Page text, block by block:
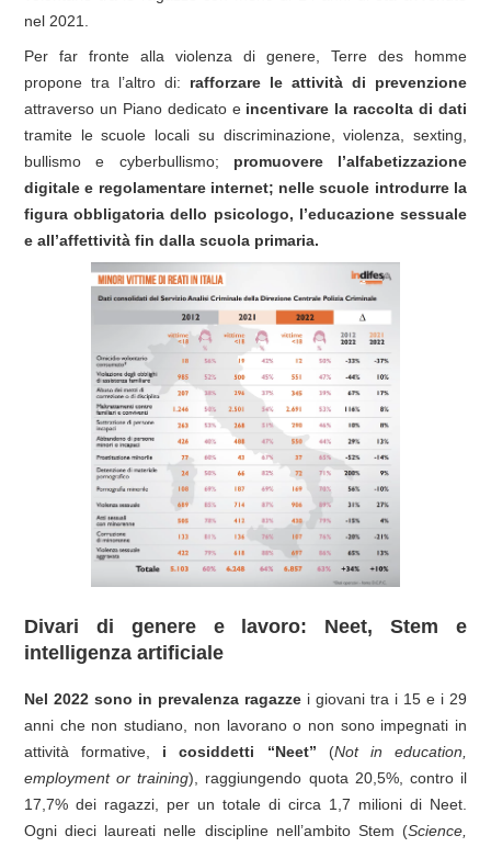
nel 2021.
Per far fronte alla violenza di genere, Terre des homme
propone tra l’altro di: rafforzare le attività di prevenzione
attraverso un Piano dedicato e incentivare la raccolta di dati
tramite le scuole locali su discriminazione, violenza, sexting,
bullismo e cyberbullismo; promuovere l’alfabetizzazione
digitale e regolamentare internet; nelle scuole introdurre la
figura obbligatoria dello psicologo, l’educazione sessuale
e all’affettività fin dalla scuola primaria.
Divari di genere e lavoro: Neet, Stem e
intelligenza artificiale
Nel 2022 sono in prevalenza ragazze i giovani tra i 15 e i 29
anni che non studiano, non lavorano o non sono impegnati in
attività formative, i cosiddetti “Neet” (Not in education,
employment or training), raggiungendo quota 20,5%, contro il
17,7% dei ragazzi, per un totale di circa 1,7 milioni di Neet.
Ogni dieci laureati nelle discipline nell’ambito Stem (Science,